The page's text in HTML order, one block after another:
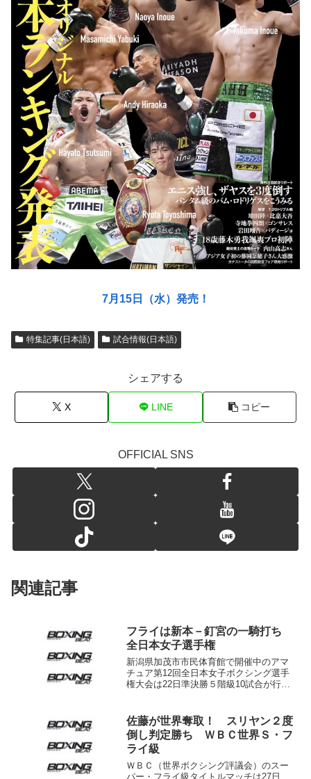
7月15日（水）発売！
特集記事(日本語) 試合情報(日本語)
シェアする
X LINE コピー
OFFICIAL SNS
関連記事
フライは新本－釘宮の一騎打ち
全日本女子選手権
新潟県加茂市市民体育館で開催中のアマ
チュア第12回全日本女子ボクシング選手
権大会は22日準決勝５階級10試合が行わ
決勝に進出した。 注目のフライ級は、
ライト級から昨年...
佐藤が世界奪取！ スリヤン２度
倒し判定勝ち ＷＢＣ世界Ｓ・フ
ライ級
ＷＢＣ（世界ボクシング評議会）のスー
パー・フライ級タイトルマッチは27日、